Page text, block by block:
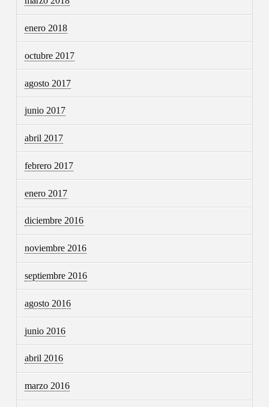
enero 2018
octubre 2017
agosto 2017
junio 2017
abril 2017
febrero 2017
enero 2017
diciembre 2016
noviembre 2016
septiembre 2016
agosto 2016
junio 2016
abril 2016
marzo 2016